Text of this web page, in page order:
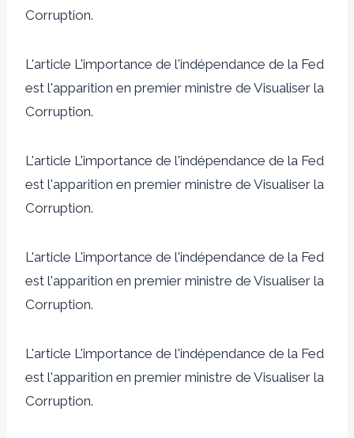
Corruption.
L'article L'importance de l'indépendance de la Fed
est l'apparition en premier ministre de Visualiser la
Corruption.
L'article L'importance de l'indépendance de la Fed
est l'apparition en premier ministre de Visualiser la
Corruption.
L'article L'importance de l'indépendance de la Fed
est l'apparition en premier ministre de Visualiser la
Corruption.
L'article L'importance de l'indépendance de la Fed
est l'apparition en premier ministre de Visualiser la
Corruption.